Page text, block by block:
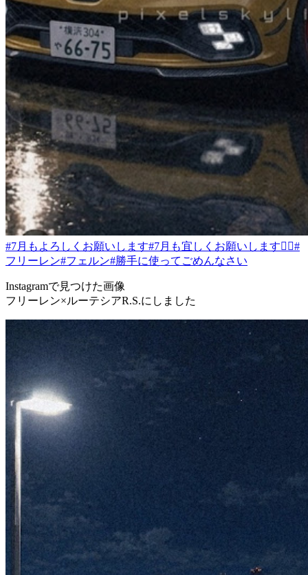
#7月もよろしくお願いします#7月も宜しくお願いします🙇‍♂️#
フリーレン#フェルン#勝手に使ってごめんなさい
Instagramで見つけた画像
フリーレン×ルーテシアR.S.にしました